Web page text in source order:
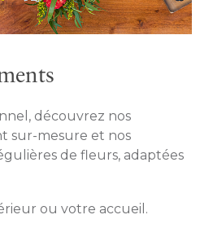
découvrez nos
sur-mesure et nos
de fleurs, adaptées
ou votre accueil.